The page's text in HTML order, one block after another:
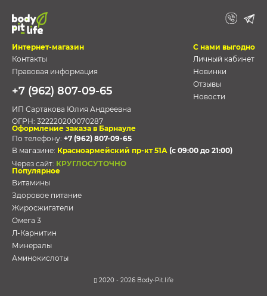
Интернет-магазин
Контакты
Правовая информация
+7 (962) 807-09-65
ИП Сартакова Юлия Андреевна
ОГРН: 322220200070287
С нами выгодно
Личный кабинет
Новинки
Отзывы
Новости
Оформление заказа в Барнауле
По телефону: +7 (962) 807-09-65
В магазине: Красноармейский пр-кт 51А (с 09:00 до 21:00)
Через сайт: КРУГЛОСУТОЧНО
Популярное
Витамины
Здоровое питание
Жиросжигатели
Омега 3
Л-Карнитин
Минералы
Аминокислоты
2020 - 2026 Body-Pit.life